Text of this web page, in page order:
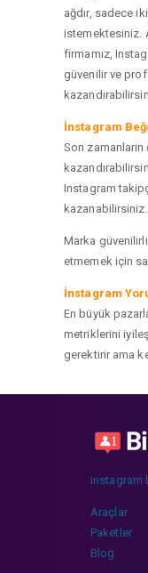
ağdır, sadece
istemektesiniz.
firmamız,
güvenilir ve
İnstagram
Son
Instagram
Marka
etmemek için
İnstagram
En büyük
metriklerini
gerektirir ama
instagram
Araçlar
Paketler
Blog